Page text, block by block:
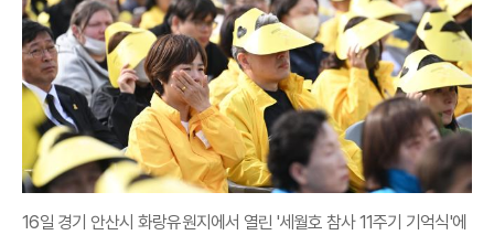
16일 경기 안산시 화랑유원지에서 열린 '세월호 참사 11주기 기억식'에